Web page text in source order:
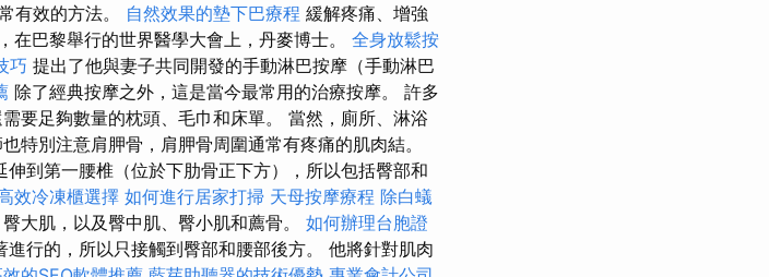
有效的方法。
自然效果的墊下巴療程 緩解疼痛、增強
在巴黎舉行的世界醫學大會上，丹麥博士。 全身放鬆按
巧 提出了他與妻子共同開發的手動淋巴按摩（手動淋巴
除了經典按摩之外，這是當今最常用的治療按摩。 許多
要足夠數量的枕頭、毛巾和床單。 當然，廁所、淋浴
特別注意肩胛骨，肩胛骨周圍通常有疼痛的肌肉結。
伸到第一腰椎（位於下肋骨正下方），所以包括臀部和
效冷凍櫃選擇 如何進行居家打掃 天母按摩療程 除白蟻
大肌，以及臀中肌、臀小肌和薦骨。 如何辦理台胞證
進行的，所以只接觸到臀部和腰部後方。 他將針對肌肉